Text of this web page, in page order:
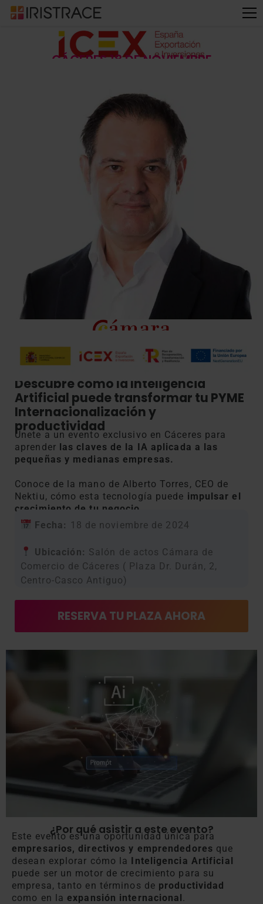
Descubre cómo la Inteligencia
Artificial puede transformar tu PYME
Internacionalización y
productividad
Únete a un evento exclusivo en Cáceres para
aprender las claves de la IA aplicada a las
pequeñas y medianas empresas.
Conoce de la mano de Alberto Torres, CEO de
Nektiu, cómo esta tecnología puede impulsar el
crecimiento de tu negocio.
Fecha: 18 de noviembre de 2024
Ubicación: Salón de actos Cámara de
Comercio de Cáceres ( Plaza Dr. Durán, 2,
Centro-Casco Antiguo)
RESERVA TU PLAZA AHORA
CÁCERES 18 DE NOVIEMBRE
¿Por qué asistir a este evento?
Este evento es una oportunidad única para
empresarios, directivos y emprendedores que
desean explorar cómo la Inteligencia Artificial
puede ser un motor de crecimiento para su
empresa, tanto en términos de productividad
como en la expansión internacional .